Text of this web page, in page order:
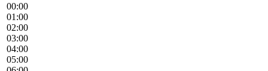
00:00
01:00
02:00
03:00
04:00
05:00